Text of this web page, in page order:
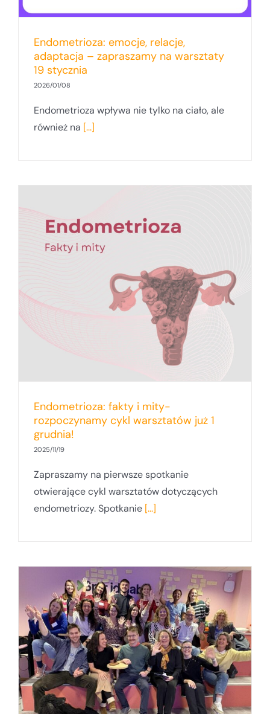
Endometrioza: emocje, relacje,
adaptacja – zapraszamy na warsztaty
19 stycznia
2026/01/08
Endometrioza wpływa nie tylko na ciało, ale
również na [...]
Endometrioza: fakty i mity-
rozpoczynamy cykl warsztatów już 1
grudnia!
2025/11/19
Zapraszamy na pierwsze spotkanie
otwierające cykl warsztatów dotyczących
endometriozy. Spotkanie [...]